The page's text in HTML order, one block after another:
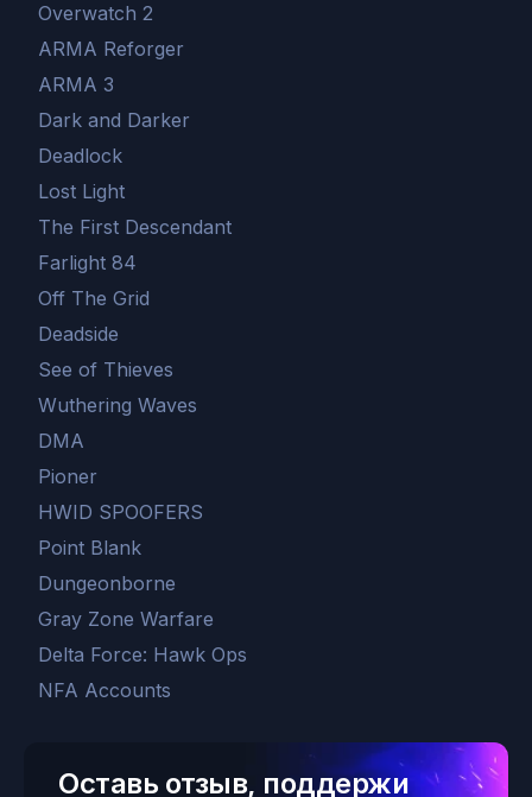
Overwatch 2
ARMA Reforger
ARMA 3
Dark and Darker
Deadlock
Lost Light
The First Descendant
Farlight 84
Off The Grid
Deadside
See of Thieves
Wuthering Waves
DMA
Pioner
HWID SPOOFERS
Point Blank
Dungeonborne
Gray Zone Warfare
Delta Force: Hawk Ops
NFA Accounts
Оставь отзыв, поддержи